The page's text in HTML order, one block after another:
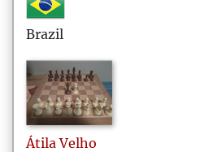
Brazil
Átila Velho